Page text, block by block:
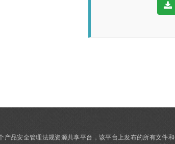
产品安全管理法规资源共享平台，该平台上发布的所有文件